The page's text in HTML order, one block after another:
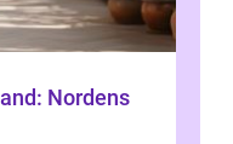
Nordens